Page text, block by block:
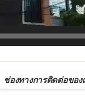
บคโฮทั่วประเทศ.com
ช่องทางการติดต่อของ